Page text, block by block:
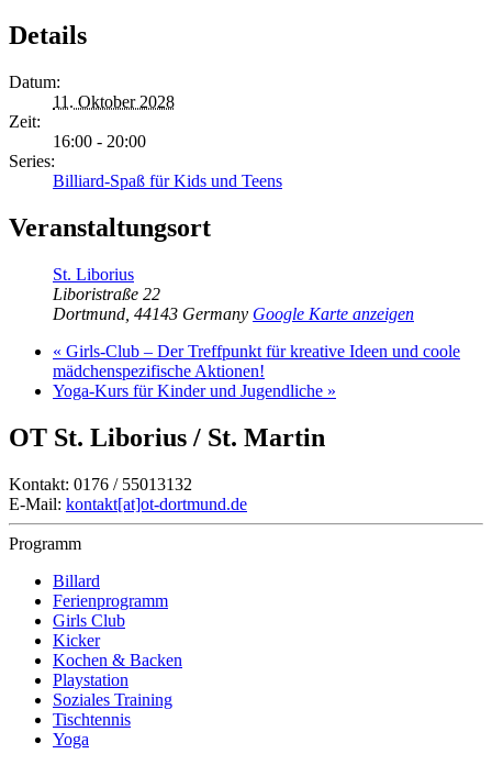
Details
Datum:
11. Oktober 2028
Zeit:
16:00 - 20:00
Series:
Billiard-Spaß für Kids und Teens
Veranstaltungsort
St. Liborius
Liboristraße 22
Dortmund 44143 Germany Google Karte anzeigen
« Girls-Club – Der Treffpunkt für kreative Ideen und coole
mädchenspezifische Aktionen!
Yoga-Kurs für Kinder und Jugendliche »
OT St. Liborius / St. Martin
Kontakt: 0176 / 55013132
E-Mail: kontakt[at]ot-dortmund.de
Programm
Billard
Ferienprogramm
Girls Club
Kicker
Kochen & Backen
Playstation
Soziales Training
Tischtennis
Yoga